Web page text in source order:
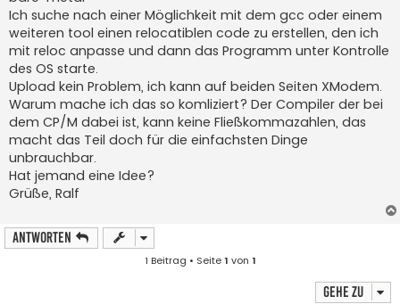
Ich suche nach einer Möglichkeit mit dem gcc oder einem
weiteren tool einen relocatiblen code zu erstellen, den ich
mit reloc anpasse und dann das Programm unter Kontrolle
des OS starte.
Upload kein Problem, ich kann auf beiden Seiten XModem.
Warum mache ich das so komliziert? Der Compiler der bei
dem CP/M dabei ist, kann keine Fließkommazahlen, das
macht das Teil doch für die einfachsten Dinge
unbrauchbar.
Hat jemand eine Idee?
Grüße, Ralf
Antworten
1 Beitrag • Seite1 von 1
Gehe zu